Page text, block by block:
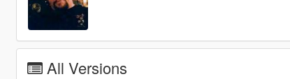
All Versions